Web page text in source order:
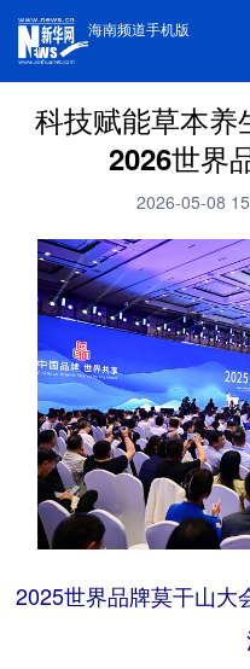
海南频道手机版
科技赋能草本养
2026世界
2026-05-08
2025世界品牌莫干山大